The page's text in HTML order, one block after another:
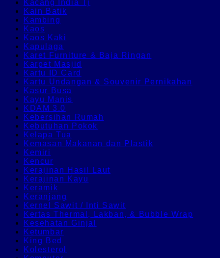
Kacang India Tj
Kain Batik
Kambing
Kaos
Kaos Kaki
Kapulaga
Karet Furniture & Baja Ringan
Karpet Masjid
Kartu ID Card
Kartu Undangan & Souvenir Pernikahan
Kasur Busa
Kayu Manis
KDAM 3.0
Kebersihan Rumah
Kebutuhan Pokok
Kelapa Tua
Kemasan Makanan dan Plastik
Kemiri
Kencur
Kerajinan Hasil Laut
Kerajinan Kayu
Keramik
Keranjang
Kernel Sawit / Inti Sawit
Kertas Thermal, Lakban, & Bubble Wrap
Kesehatan Ginjal
Ketumbar
King Bed
Kolesterol